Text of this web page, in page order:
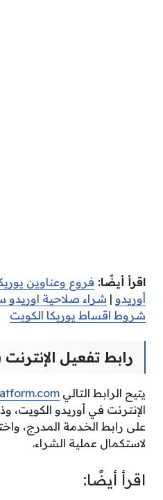
اقرأ أيضًا: فروع وعناوين
أوريدو | شراء صلاحية اوريدو
شروط اقساط يوريكا الكويت
رابط تفعيل الإنترنت
يتيح الرابط التالي
الإنترنت في أوريدو الكويت،
على رابط الخدمة المدرج،
لاستكمال عملية الشراء.
اقرأ أيضًا: